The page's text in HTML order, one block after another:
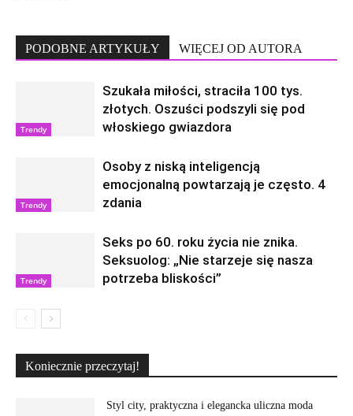
PODOBNE ARTYKUŁY WIĘCEJ OD AUTORA
Trendy
Szukała miłości, straciła 100 tys.
złotych. Oszuści podszyli się pod
włoskiego gwiazdora
Trendy
Osoby z niską inteligencją
emocjonalną powtarzają je często. 4
zdania
Trendy
Seks po 60. roku życia nie znika.
Seksuolog: „Nie starzeje się nasza
potrzeba bliskości”
Koniecznie przeczytaj!
Styl city, praktyczna i elegancka uliczna moda